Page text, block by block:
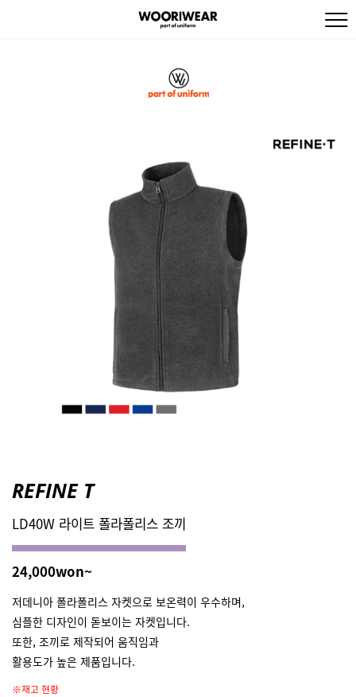
REFINE T
LD40W 라이트 폴라폴리스 조끼
24,000won~
저데니아 폴라폴리스 자켓으로 보온력이 우수하며,
심플한 디자인이 돋보이는 자켓입니다.
또한, 조끼로 제작되어 움직임과
활용도가 높은 제품입니다.
※재고 현황